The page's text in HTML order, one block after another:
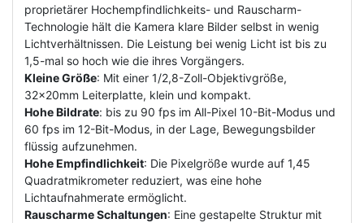
proprietärer Hochempfindlichkeits- und Rauscharm-
Technologie hält die Kamera klare Bilder selbst in wenig
Lichtverhältnissen. Die Leistung bei wenig Licht ist bis zu
1,5-mal so hoch wie die ihres Vorgängers.
Kleine Größe: Mit einer 1/2,8-Zoll-Objektivgröße,
32x20mm Leiterplatte, klein und kompakt.
Hohe Bildrate: bis zu 90 fps im All-Pixel 10-Bit-Modus und
60 fps im 12-Bit-Modus, in der Lage, Bewegungsbilder
flüssig aufzunehmen.
Hohe Empfindlichkeit: Die Pixelgröße wurde auf 1,45
Quadratmikrometer reduziert, was eine hohe
Lichtaufnahmerate ermöglicht.
Rauscharme Schaltungen: Eine gestapelte Struktur mit